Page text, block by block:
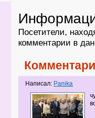
Посетители,
комментарии в
Написал: Panika